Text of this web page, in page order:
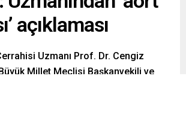
açıklaması
Uzmanı Prof. Dr. Cengiz
Millet Meclisi Başkanvekili ve